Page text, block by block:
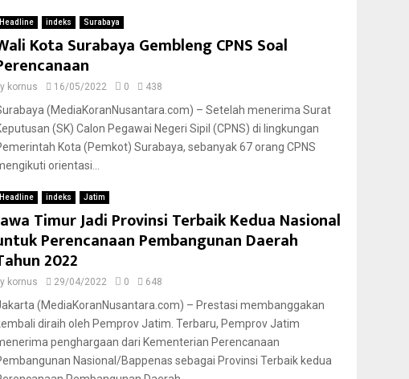
Headline indeks Surabaya
Kota Surabaya Gembleng CPNS Soal
kornus 16/05/2022 0 438
(MediaKoranNusantara.com) – Setelah menerima Surat
(SK) Calon Pegawai Negeri Sipil (CPNS) di lingkungan
Kota (Pemkot) Surabaya, sebanyak 67 orang CPNS
orientasi...
Headline indeks Jatim
Timur Jadi Provinsi Terbaik Kedua Nasional
Perencanaan Pembangunan Daerah
2022
kornus 29/04/2022 0 648
(MediaKoranNusantara.com) – Prestasi membanggakan
diraih oleh Pemprov Jatim. Terbaru, Pemprov Jatim
penghargaan dari Kementerian Perencanaan
Nasional/Bappenas sebagai Provinsi Terbaik kedua